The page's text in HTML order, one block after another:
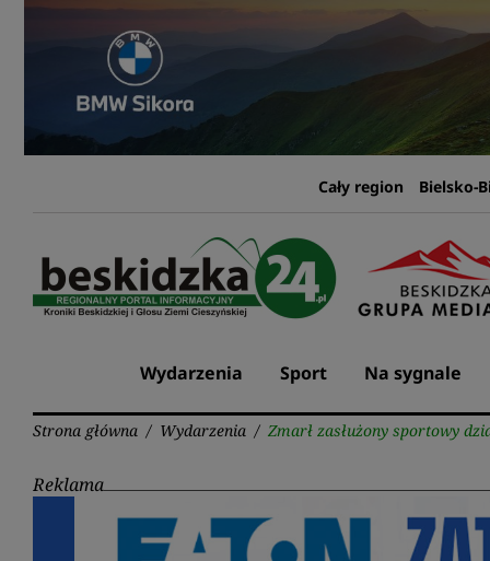
Przejdź
Cały region Bielsko-
Wydarzenia Sport Na sygnale
Strona główna / Wydarzenia / Zmarł zasłużony sportowy
Reklama